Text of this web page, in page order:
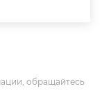
обращайтесь